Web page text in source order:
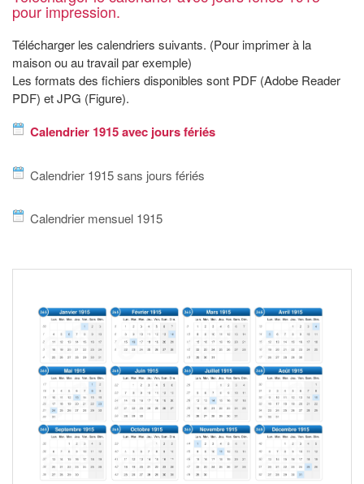
pour impression.
Télécharger les calendriers suivants. (Pour imprimer à la
maison ou au travail par exemple)
Les formats des fichiers disponibles sont PDF (Adobe Reader
PDF) et JPG (Figure).
Calendrier 1915 avec jours fériés
Calendrier 1915 sans jours fériés
Calendrier mensuel 1915